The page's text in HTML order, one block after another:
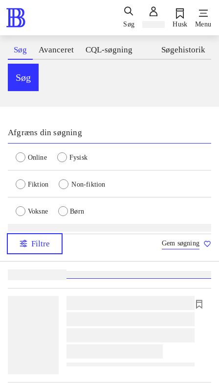
Søg Husk Menu
Søg Avanceret CQL-søgning Søgehistorik
Søg
Afgræns din søgning
Online Fysisk
Fiktion Non-fiktion
Voksne Børn
Filtre Gem søgning
lorem ipsum dolor sit amet ...